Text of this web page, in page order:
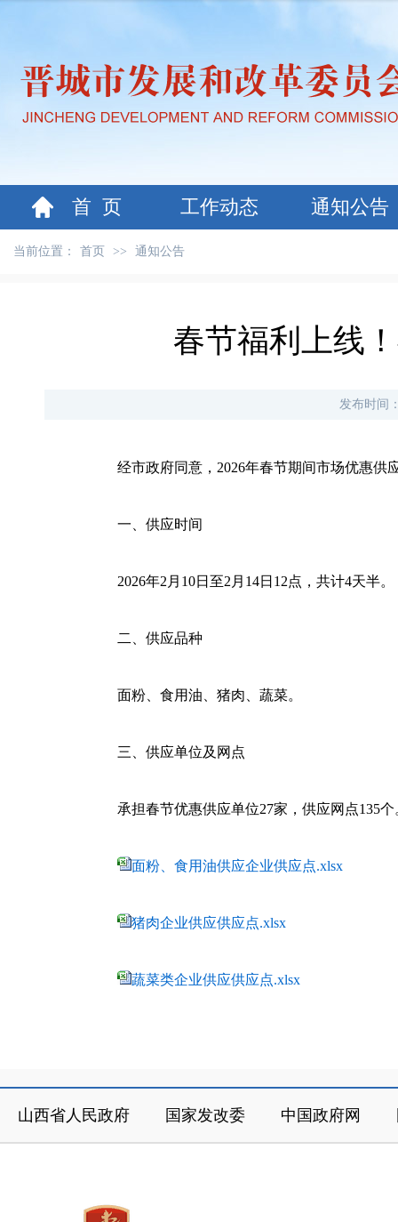
首 页 工作动态 通知公告
当前位置： 首页 >> 通知公告
春节福利上线
发布时间
经市政府同意，2026年春节期间市场优惠供
一、 供应时间
2026年2月10日至2月14日12点，共计4天半。
二、 供应品种
面粉、食用油、猪肉、蔬菜。
三、 供应单位及网点
承担春节优惠供应单位27家，供应网点135
面粉、食用油供应企业供应点.xlsx
猪肉企业供应供应点.xlsx
蔬菜类企业供应供应点.xlsx
山西省人民政府 国家发改委 中国政府网